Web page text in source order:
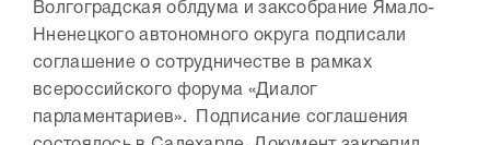
Волгоградская облдума и заксобрание Ямало-
Нненецкого автономного округа подписали
соглашение о сотрудничестве в рамках
всероссийского форума «Диалог
парламентариев». Подписание соглашения